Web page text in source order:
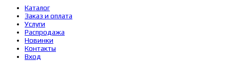
Каталог
Заказ и оплата
Услуги
Распродажа
Новинки
Контакты
Вход